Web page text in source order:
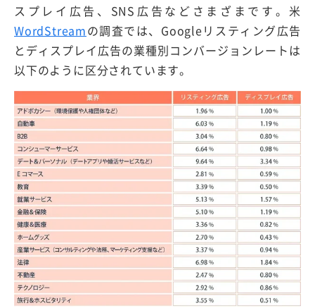
スプレイ広告、SNS広告などさまざまです。米
WordStreamの調査では、Googleリスティング広告
とディスプレイ広告の業種別コンバージョンレートは
以下のように区分されています。